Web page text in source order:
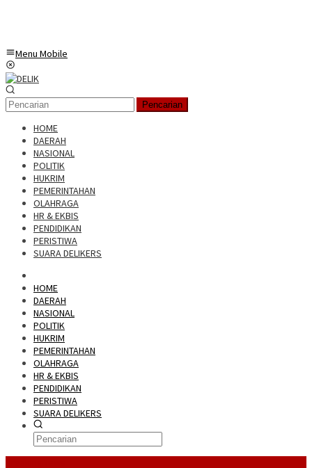
Menu Mobile
Pencarian
HOME
DAERAH
NASIONAL
POLITIK
HUKRIM
PEMERINTAHAN
OLAHRAGA
HR & EKBIS
PENDIDIKAN
PERISTIWA
SUARA DELIKERS
HOME
DAERAH
NASIONAL
POLITIK
HUKRIM
PEMERINTAHAN
OLAHRAGA
HR & EKBIS
PENDIDIKAN
PERISTIWA
SUARA DELIKERS